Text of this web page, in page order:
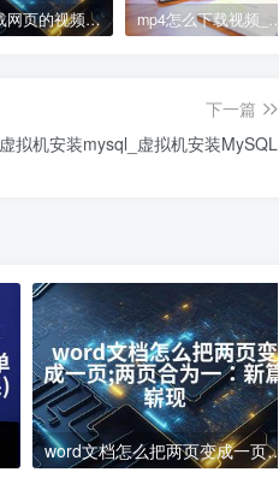
怎么下载网页的视频_网页视频下载攻略
下一篇
虚拟机安装mysql_虚拟机安装MySQL
word文档怎么把两页变成一页;两页合为一：新篇崭现